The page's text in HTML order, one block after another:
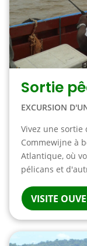
Sortie
EXCURSION
Vivez une
Commewijne à
Atlantique, où
pélicans et
VISITE